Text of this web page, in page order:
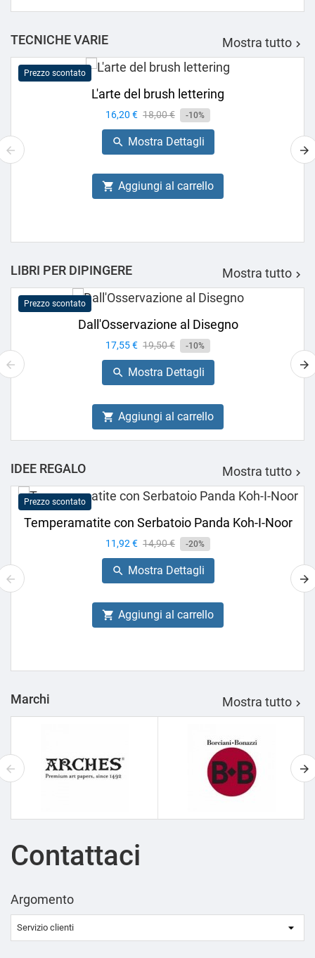
TECNICHE VARIE Mostra tutto 
Prezzo scontato
L'arte del brush lettering
Prezzo
16,20 € Prezzo
base
18,00 € -10%
 Mostra Dettagli
 Aggiungi al carrello
LIBRI PER DIPINGERE Mostra tutto 
Prezzo scontato
Dall'Osservazione al Disegno
Prezzo
17,55 € Prezzo
base
19,50 € -10%
 Mostra Dettagli
 Aggiungi al carrello
IDEE REGALO Mostra tutto 
Prezzo scontato
Temperamatite con Serbatoio Panda Koh-I-Noor
Prezzo
11,92 € Prezzo
base
14,90 € -20%
 Mostra Dettagli
 Aggiungi al carrello
Marchi Mostra tutto 
Contattaci
Argomento